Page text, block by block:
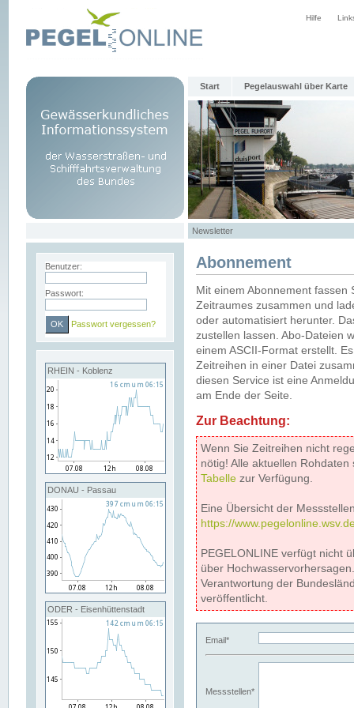
Hilfe
Start Pegelauswahl über Karte
Newsletter
Benutzer:
Passwort:
Passwort vergessen?
RHEIN - Koblenz
DONAU - Passau
ODER - Eisenhüttenstadt
Abonnement
Mit einem Abonnement
Zeitraumes zusammen und
oder automatisiert herunter.
zustellen lassen. Abo-Dateien
einem ASCII-Format erstellt.
Zeitreihen in einer Datei
diesen Service ist eine
am Ende der Seite.
Zur Beachtung:
Wenn Sie Zeitreihen nicht
nötig! Alle aktuellen
Tabelle zur Verfügung.
Eine Übersicht der
https://
PEGELONLINE verfügt nicht
über
Verantwortung der
veröffentlicht.
Email*
Messstellen*